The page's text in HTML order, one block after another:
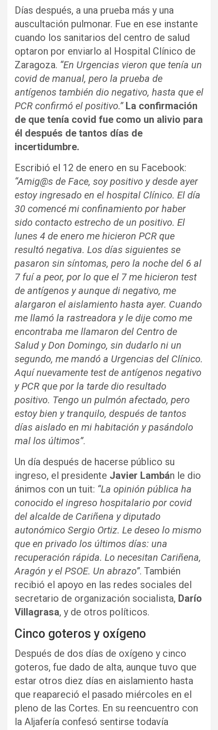
Días después, a una prueba más y una
auscultación pulmonar. Fue en ese instante
cuando los sanitarios del centro de salud
optaron por enviarlo al Hospital Clínico de
Zaragoza. “En Urgencias vieron que tenía un
covid de manual, pero la prueba de
antígenos también dio negativo, hasta que el
PCR confirmó el positivo.” La confirmación
de que tenía covid fue como un alivio para
él después de tantos días de
incertidumbre.
Escribió el 12 de enero en su Facebook:
“Amig@s de Face, soy positivo y desde ayer
estoy ingresado en el hospital Clínico. El día
30 comencé mi confinamiento por haber
sido contacto estrecho de un positivo. El
lunes 4 de enero me hicieron PCR que
resultó negativa. Los días siguientes se
pasaron sin síntomas, pero la noche del 6 al
7 fuí a peor, por lo que el 7 me hicieron test
de antígenos y aunque di negativo, me
alargaron el aislamiento hasta ayer. Cuando
me llamó la rastreadora y le dije como me
encontraba me llamaron del Centro de
Salud y Don Domingo, sin dudarlo ni un
segundo, me mandó a Urgencias del Clínico.
Aquí nuevamente test de antígenos negativo
y PCR que por la tarde dio resultado
positivo. Tengo un pulmón afectado, pero
estoy bien y tranquilo, después de tantos
días aislado en mi habitación y pasándolo
mal los últimos”.
Un día después de hacerse público su
ingreso, el presidente Javier Lambán le dio
ánimos con un tuit: “La opinión pública ha
conocido el ingreso hospitalario por covid
del alcalde de Cariñena y diputado
autonómico Sergio Ortiz. Le deseo lo mismo
que en privado los últimos días: una
recuperación rápida. Lo necesitan Cariñena,
Aragón y el PSOE. Un abrazo”. También
recibió el apoyo en las redes sociales del
secretario de organización socialista, Darío
Villagrasa, y de otros políticos.
Cinco goteros y oxígeno
Después de dos días de oxígeno y cinco
goteros, fue dado de alta, aunque tuvo que
estar otros diez días en aislamiento hasta
que reapareció el pasado miércoles en el
pleno de las Cortes. En su reencuentro con
la Aljafería confesó sentirse todavía